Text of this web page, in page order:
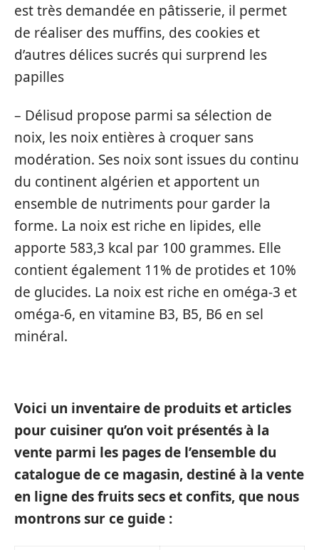
est très demandée en pâtisserie, il permet
de réaliser des muffins, des cookies et
d’autres délices sucrés qui surprend les
papilles
– Délisud propose parmi sa sélection de
noix, les noix entières à croquer sans
modération. Ses noix sont issues du continu
du continent algérien et apportent un
ensemble de nutriments pour garder la
forme. La noix est riche en lipides, elle
apporte 583,3 kcal par 100 grammes. Elle
contient également 11% de protides et 10%
de glucides. La noix est riche en oméga-3 et
oméga-6, en vitamine B3, B5, B6 en sel
minéral.
Voici un inventaire de produits et articles
pour cuisiner qu’on voit présentés à la
vente parmi les pages de l’ensemble du
catalogue de ce magasin, destiné à la vente
en ligne des fruits secs et confits, que nous
montrons sur ce guide :